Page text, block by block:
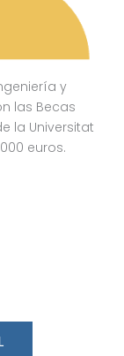
y
las Becas
la Universitat
euros.